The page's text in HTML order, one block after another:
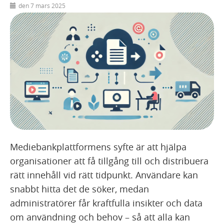
den 7 mars 2025
Mediebankplattformens syfte är att hjälpa
organisationer att få tillgång till och distribuera
rätt innehåll vid rätt tidpunkt. Användare kan
snabbt hitta det de söker, medan
administratörer får kraftfulla insikter och data
om användning och behov – så att alla kan